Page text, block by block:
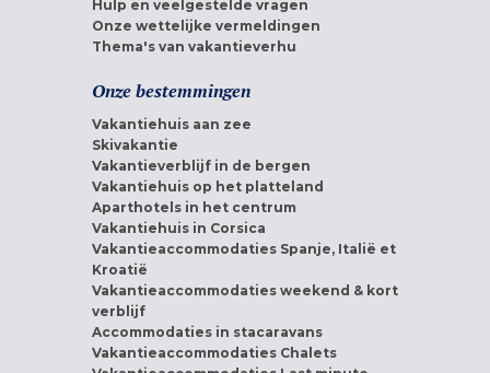
Hulp en veelgestelde vragen
Onze wettelijke vermeldingen
Thema's van vakantieverhu
Onze bestemmingen
Vakantiehuis aan zee
Skivakantie
Vakantieverblijf in de bergen
Vakantiehuis op het platteland
Aparthotels in het centrum
Vakantiehuis in Corsica
Vakantieaccommodaties Spanje, Italië et
Kroatië
Vakantieaccommodaties weekend & kort
verblijf
Accommodaties in stacaravans
Vakantieaccommodaties Chalets